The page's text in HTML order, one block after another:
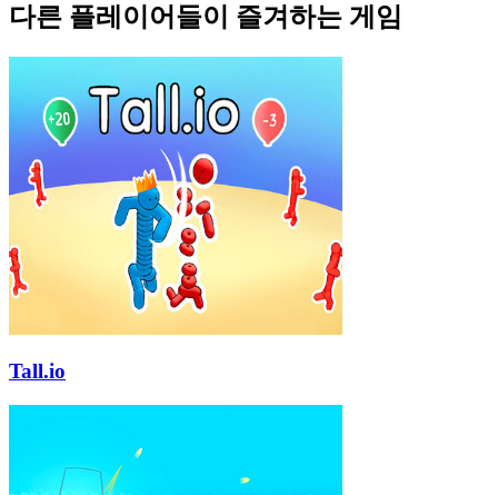
다른 플레이어들이 즐겨하는 게임
Tall.io